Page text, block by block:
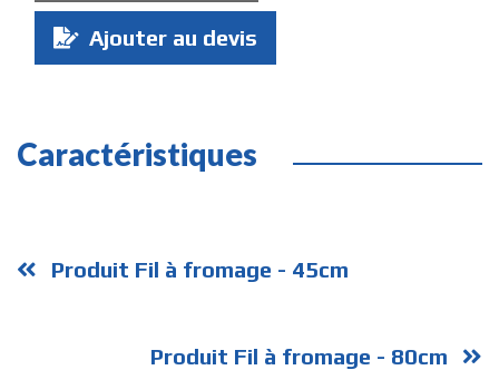
Quantité
Ajouter au devis
Caractéristiques
Produit Fil à fromage - 45cm
Produit Fil à fromage - 80cm